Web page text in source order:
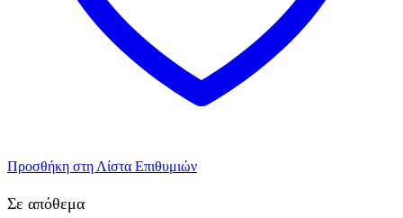
Προσθήκη στη Λίστα Επιθυμιών
Σε απόθεμα